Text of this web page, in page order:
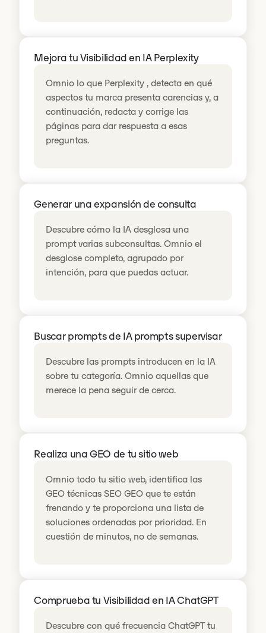
Mejora tu Visibilidad en IA Perplexity
Omnio lo que Perplexity , detecta en qué
aspectos tu marca presenta carencias y, a
continuación, redacta y corrige las
páginas para dar respuesta a esas
preguntas.
Generar una expansión de consulta
Descubre cómo la IA desglosa una
prompt varias subconsultas. Omnio el
desglose completo, agrupado por
intención, para que puedas actuar.
Buscar prompts de IA prompts supervisar
Descubre las prompts introducen en la IA
sobre tu categoría. Omnio aquellas que
merece la pena seguir de cerca.
Realiza una GEO de tu sitio web
Omnio todo tu sitio web, identifica las
GEO técnicas SEO GEO que te están
frenando y te proporciona una lista de
soluciones ordenadas por prioridad. En
cuestión de minutos, no de semanas.
Comprueba tu Visibilidad en IA ChatGPT
Descubre con qué frecuencia ChatGPT tu